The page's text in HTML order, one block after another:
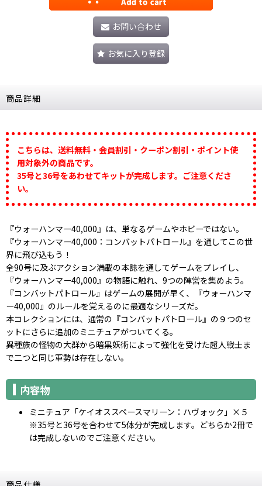
お問い合わせ
お気に入り登録
商品詳細
こちらは、送料無料・会員割引・クーポン割引・ポイント使
用対象外の商品です。
35号と36号をあわせてキットが完成します。ご注意くださ
い。
『ウォーハンマー40,000』は、単なるゲームやホビーではない。
『ウォーハンマー40,000：コンバットパトロール』を通してこの世
界に飛び込もう！
全90号に及ぶアクション満載の本誌を通してゲームをプレイし、
『ウォーハンマー40,000』の物語に触れ、9つの陣営を集めよう。
『コンバットパトロール』はゲームの展開が早く、『ウォーハンマ
ー40,000』のルールを覚えるのに最適なシリーズだ。
本コレクションには、通常の『コンバットパトロール』の９つのセ
ットにさらに追加のミニチュアがついてくる。
異種族の怪物の大群から暗黒妖術によって強化を受けた超人戦士ま
で二つと同じ軍勢は存在しない。
内容物
ミニチュア「ケイオススペースマリーン：ハヴォック」×５
※35号と36号を合わせて5体分が完成します。どちらか2冊で
は完成しないのでご注意ください。